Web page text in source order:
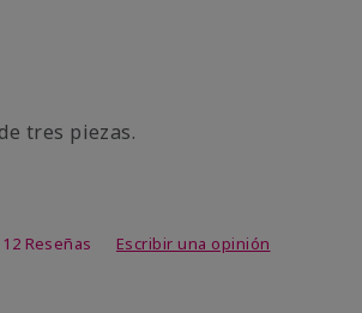
tres piezas.
12 Reseñas Escribir una opinión